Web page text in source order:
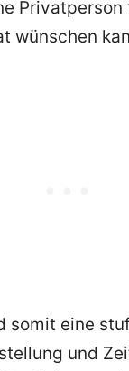
Privatperson
wünschen
somit eine
und